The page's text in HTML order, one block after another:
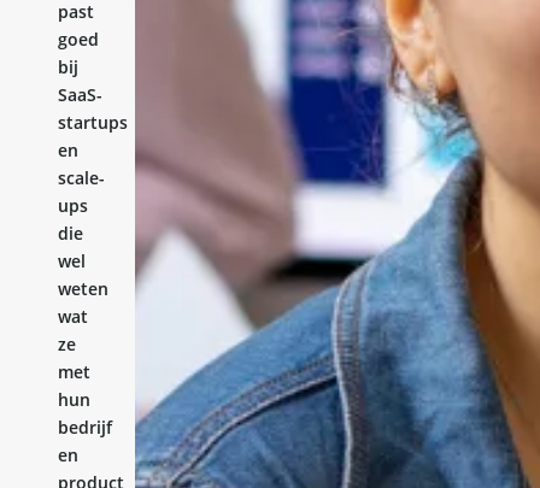
past
goed
bij
SaaS-
startups
en
scale-
ups
die
wel
weten
wat
ze
met
hun
bedrijf
en
product